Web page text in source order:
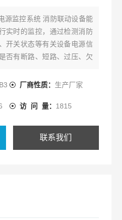
源监控系统 消防联动设备能
实时的监控，通过检测消防
开关状态等有关设备电源信
否有断路、短路、过压、欠
厂商性质： 生产厂家
访 问 量： 1815
联系我们